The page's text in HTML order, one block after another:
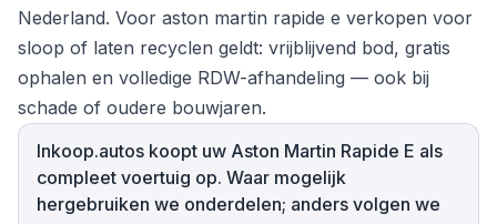
Nederland. Voor aston martin rapide e verkopen voor
sloop of laten recyclen geldt: vrijblijvend bod, gratis
ophalen en volledige RDW-afhandeling — ook bij
schade of oudere bouwjaren.
Inkoop.autos koopt uw Aston Martin Rapide E als
compleet voertuig op. Waar mogelijk
hergebruiken we onderdelen; anders volgen we